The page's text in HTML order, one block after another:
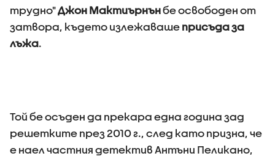
трудно"Джон Мактиърнънбе освободен от
затвора, където излежаваше присъда за
лъжа.
Той бе осъден да прекара една година зад
решетките през 2010 г., след като призна, че
е наел частния детектив Антъни Пеликано,